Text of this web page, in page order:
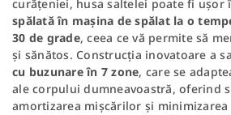
curățeniei, husa saltelei poate fi ușor
spălată în mașina de spălat la o
30 de grade, ceea ce vă permite să
și sănătos. Construcția inovatoare a
cu buzunare în 7 zone, care se
ale corpului dumneavoastră, oferind
amortizarea mișcărilor și